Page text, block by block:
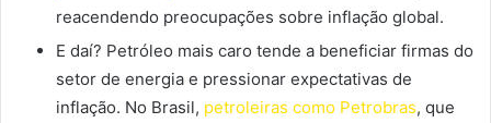
reacendendo preocupações sobre inflação global.
E daí? Petróleo mais caro tende a beneficiar firmas do
setor de energia e pressionar expectativas de
inflação. No Brasil, petroleiras como Petrobras, que